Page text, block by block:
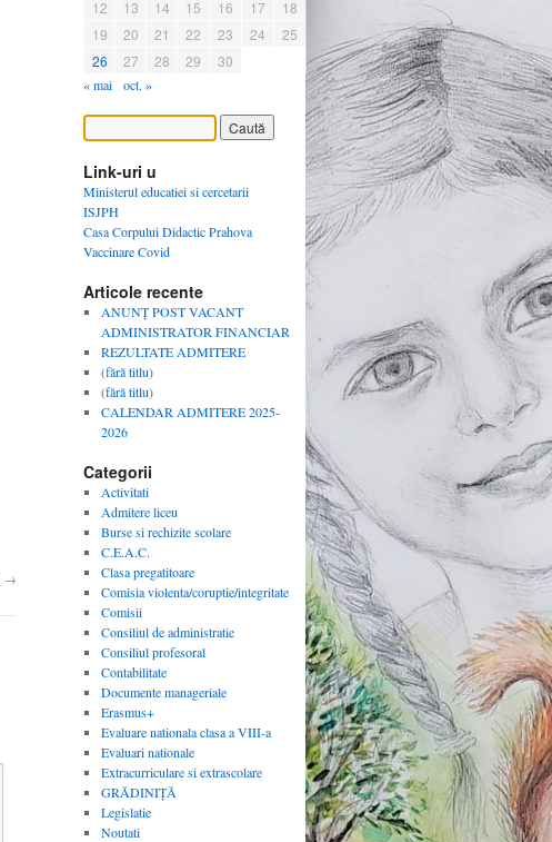
→
12
13 14 15 16 17
18
19
20 21 22 23 24
25
26
27 28 29 30
« mai oct. »
Link-uri u
Ministerul educatiei si cercetarii
ISJPH
Casa Corpului Didactic Prahova
Vaccinare Covid
Articole recente
ANUNȚ POST VACANT
ADMINISTRATOR FINANCIAR
REZULTATE ADMITERE
(fără titlu)
(fără titlu)
CALENDAR ADMITERE 2025-
2026
Categorii
Activitati
Admitere liceu
Burse si rechizite scolare
C.E.A.C.
Clasa pregatitoare
Comisia violenta/coruptie/integritate
Comisii
Consiliul de administratie
Consiliul profesoral
Contabilitate
Documente manageriale
Erasmus+
Evaluare nationala clasa a VIII-a
Evaluari nationale
Extracurriculare si extrascolare
GRĂDINIȚĂ
Legislatie
Noutati